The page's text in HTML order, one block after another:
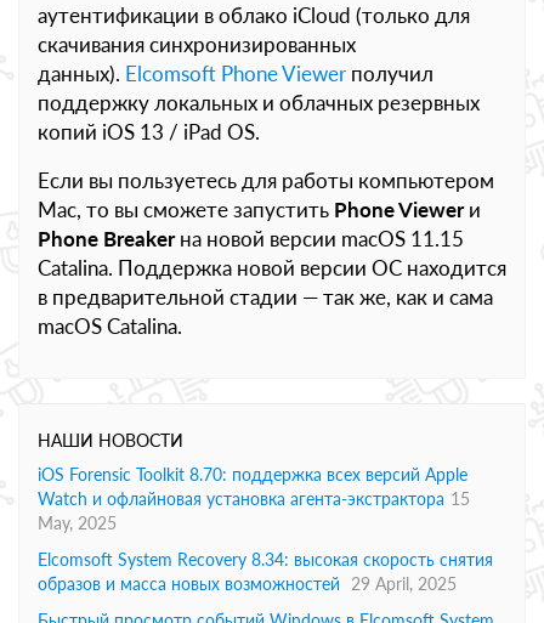
аутентификации в облако iCloud (только для
скачивания синхронизированных
данных). Elcomsoft Phone Viewer получил
поддержку локальных и облачных резервных
копий iOS 13 / iPad OS.
Если вы пользуетесь для работы компьютером
Mac, то вы сможете запустить Phone Viewerи
Phone Breakerна новой версии macOS 11.15
Catalina. Поддержка новой версии ОС находится
в предварительной стадии — так же, как и сама
macOS Catalina.
НАШИ НОВОСТИ
iOS Forensic Toolkit 8.70: поддержка всех версий Apple
Watch и офлайновая установка агента-экстрактора 15
May, 2025
Elcomsoft System Recovery 8.34: высокая скорость снятия
образов и масса новых возможностей
29 April, 2025